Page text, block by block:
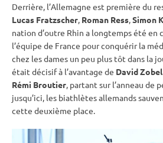
Derrière, l’Allemagne est première du
Lucas Fratzscher, Roman Ress,Simon
nation d’outre Rhin a longtemps été en
l’équipe de France pour conquérir la
chez les dames un peu plus tôt dans la
était décisif à l’avantage de David Zobel
Rémi Broutier, partant sur l’anneau de
jusqu’ici, les biathlètes allemands
cette deuxième place.